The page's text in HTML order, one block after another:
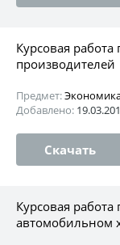
Курсовая
производителей
Предмет:
Добавлено:
Скачать
Курсовая
автомобильном